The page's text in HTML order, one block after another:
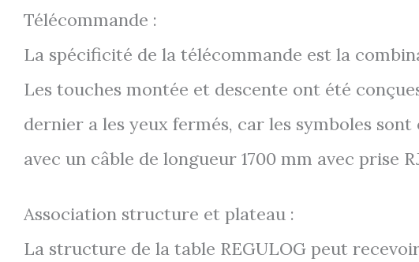
Télécommande :
La spécificité de la télécommande est la
Les touches montée et descente ont été
dernier a les yeux fermés, car les symboles
avec un câble de longueur 1700 mm avec prise
Association structure et plateau :
La structure de la table REGULOG peut